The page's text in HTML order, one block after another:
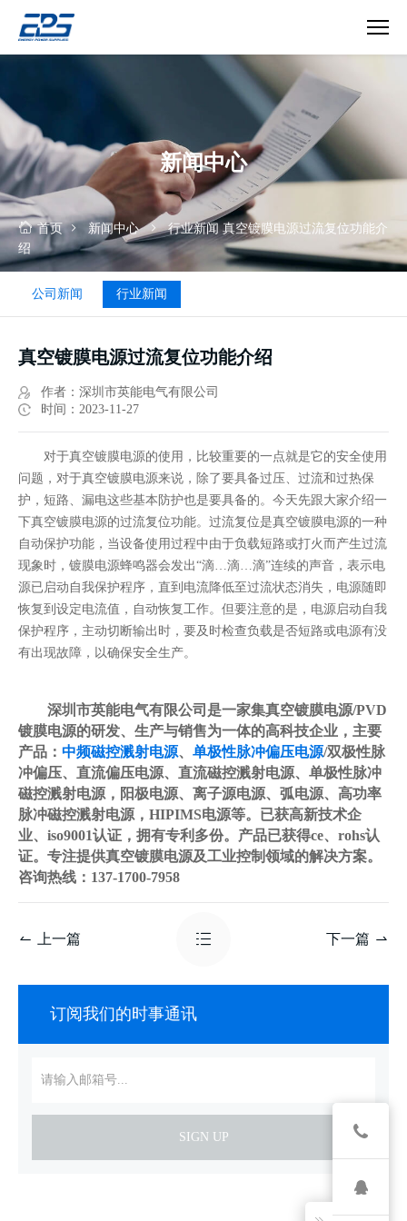
镀
电
源
过
流
复
功
新闻中心
首页 新闻中心 行业新闻 真空镀膜电源过流复位功能介
绍
公司新闻 行业新闻
真空镀膜电源过流复位功能介绍
作者：深圳市英能电气有限公司
时间：2023-11-27
对于真空镀膜电源的使用，比较重要的一点就是它的安全使用
问题，对于真空镀膜电源来说，除了要具备过压、过流和过热保
护，短路、漏电这些基本防护也是要具备的。今天先跟大家介绍一
下真空镀膜电源的过流复位功能。过流复位是真空镀膜电源的一种
自动保护功能，当设备使用过程中由于负载短路或打火而产生过流
现象时，镀膜电源蜂鸣器会发出“滴…滴…滴”连续的声音，表示电
源已启动自我保护程序，直到电流降低至过流状态消失，电源随即
恢复到设定电流值，自动恢复工作。但要注意的是，电源启动自我
保护程序，主动切断输出时，要及时检查负载是否短路或电源有没
有出现故障，以确保安全生产。
深圳市英能电气有限公司是一家集真空镀膜电源/PVD
镀膜电源的研发、生产与销售为一体的高科技企业，主要
产品： 中频磁控溅射电源、 单极性脉冲偏压电源/双极性脉
冲偏压、直流偏压电源、直流磁控溅射电源、单极性脉冲
磁控溅射电源，阳极电源、离子源电源、弧电源、高功率
脉冲磁控溅射电源，HIPIMS电源等。已获高新技术企
业、iso9001认证，拥有专利多份。产品已获得ce、rohs认
证。专注提供真空镀膜电源及工业控制领域的解决方案。
咨询热线：137-1700-7958
上一篇 下一篇
订阅我们的时事通讯
SIGN UP